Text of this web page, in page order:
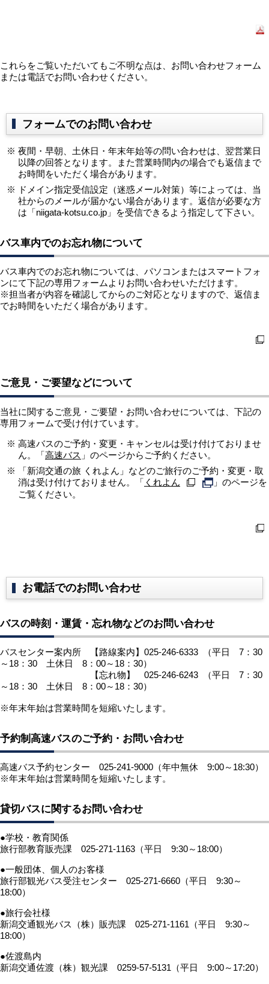
これらをご覧いただいてもご不明な点は、お問い合わせフォーム
または電話でお問い合わせください。
フォームでのお問い合わせ
夜間・早朝、土休日・年末年始等の問い合わせは、翌営業日
以降の回答となります。また営業時間内の場合でも返信まで
お時間をいただく場合があります。
ドメイン指定受信設定（迷惑メール対策）等によっては、当
社からのメールが届かない場合があります。返信が必要な方
は「niigata-kotsu.co.jp」を受信できるよう指定して下さい。
バス車内でのお忘れ物について
バス車内でのお忘れ物については、パソコンまたはスマートフォ
ンにて下記の専用フォームよりお問い合わせいただけます。
※担当者が内容を確認してからのご対応となりますので、返信ま
でお時間をいただく場合があります。
ご意見・ご要望などについて
当社に関するご意見・ご要望・お問い合わせについては、下記の
専用フォームで受け付けています。
高速バスのご予約・変更・キャンセルは受け付けておりませ
ん。「高速バス 」のページからご予約ください。
「新潟交通の旅 くれよん」などのご旅行のご予約・変更・取
消は受け付けておりません。「 くれよん
」のページを
ご覧ください。
お電話でのお問い合わせ
バスの時刻・運賃・忘れ物などのお問い合わせ
バスセンター案内所 【路線案内】025-246-6333 （平日 7：30
～18：30 土休日 8：00～18：30）
【忘れ物】 025-246-6243 （平日 7：30
～18：30 土休日 8：00～18：30）
※年末年始は営業時間を短縮いたします。
予約制高速バスのご予約・お問い合わせ
高速バス予約センター 025-241-9000（年中無休 9:00～18:30）
※年末年始は営業時間を短縮いたします。
貸切バスに関するお問い合わせ
●学校・教育関係
旅行部教育販売課 025-271-1163（平日 9:30～18:00）
●一般団体、個人のお客様
旅行部観光バス受注センター 025-271-6660（平日 9:30～
18:00）
●旅行会社様
新潟交通観光バス（株）販売課 025-271-1161（平日 9:30～
18:00）
●佐渡島内
新潟交通佐渡（株）観光課 0259-57-5131（平日 9:00～17:20）